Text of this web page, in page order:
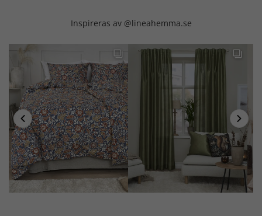
Inspireras av @lineahemma.se